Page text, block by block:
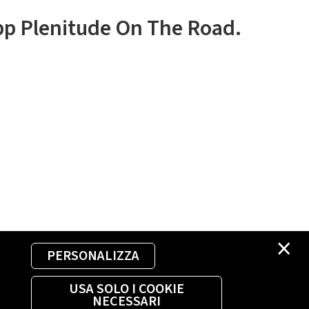
×
PERSONALIZZA
USA SOLO I COOKIE
NECESSARI
Plenitude On The Road.